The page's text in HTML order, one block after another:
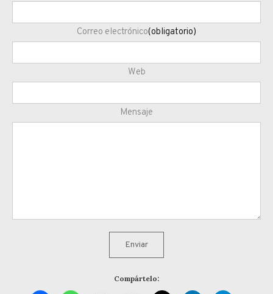
Correo electrónico(obligatorio)
Web
Mensaje
Enviar
Compártelo: